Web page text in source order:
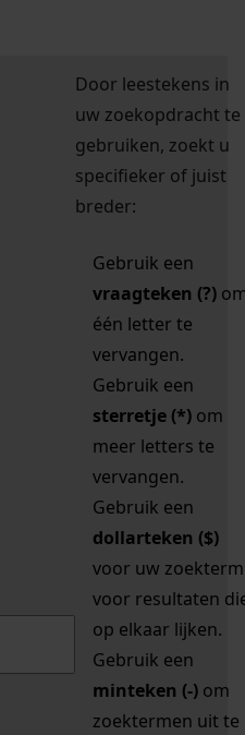
Door leestekens in
uw zoekopdracht te
gebruiken, zoekt u
specifieker of juist
breder:
Gebruik een
vraagteken (?)
één letter te
vervangen.
Gebruik een
sterretje (*) om
meer letters te
vervangen.
Gebruik een
dollarteken ($)
voor uw zoekterm
voor resultaten
op elkaar lijken.
Gebruik een
minteken (-) om
zoektermen uit te